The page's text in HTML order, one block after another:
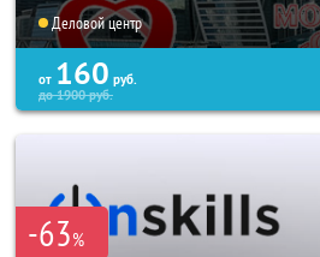
Деловой центр
от 160 руб.
до1900руб.
-63%